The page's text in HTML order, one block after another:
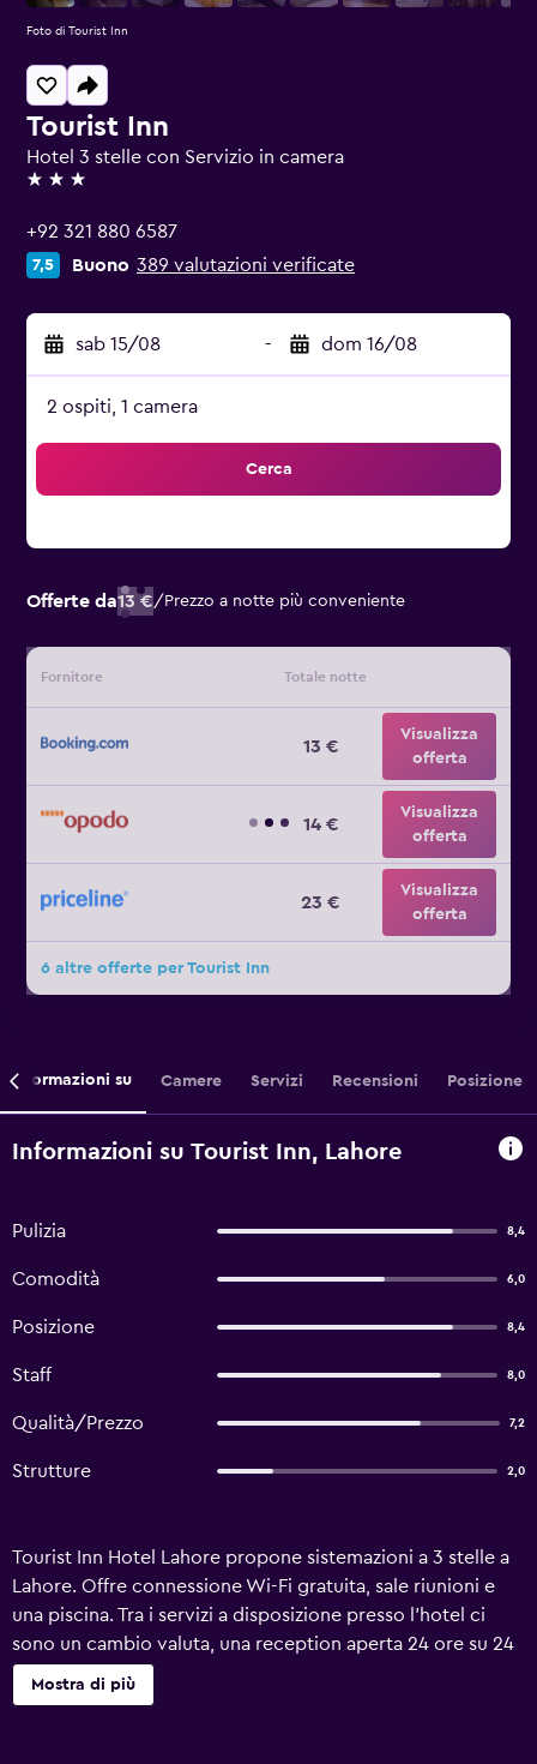
Tourist Inn
Hotel 3 stelle con Servizio in camera
3 stelle
+92 321 880 6587
7,5 Buono 389 valutazioni verificate
sab 15/08 - dom 16/08
2 ospiti, 1 camera
Cerca
Offerte da13 €/ Prezzo a notte più conveniente
Fornitore Totale notte
13 €
Visualizza
offerta
14 €
Visualizza
offerta
23 €
Visualizza
offerta
6 altre offerte per Tourist Inn
Foto di Tourist Inn
Informazioni su Camere Servizi Recensioni Posizione
Informazioni su Tourist Inn, Lahore
Pulizia 8,4
Comodità 6,0
Posizione 8,4
Staff 8,0
Qualità/Prezzo 7,2
Strutture 2,0
Tourist Inn Hotel Lahore propone sistemazioni a 3 stelle a
Lahore. Offre connessione Wi-Fi gratuita, sale riunioni e
una piscina. Tra i servizi a disposizione presso l'hotel ci
sono un cambio valuta, una reception aperta 24 ore su 24
e un deposito bagagli. Dispone inoltre di un banco
escursioni, una biglietteria e servizio in camera. Le camere
Mostra di più